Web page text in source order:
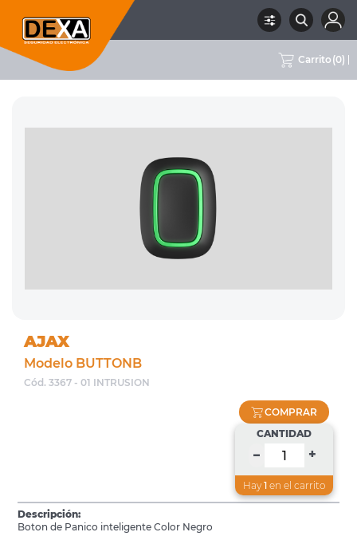
Carrito (0)
MARCA
AJAX
Modelo BUTTONB
Cód. 3367 - 01 INTRUSION
COMPRAR
CANTIDAD
– +
Hay 1 en el carrito
Descripción:
Boton de Panico inteligente Color Negro